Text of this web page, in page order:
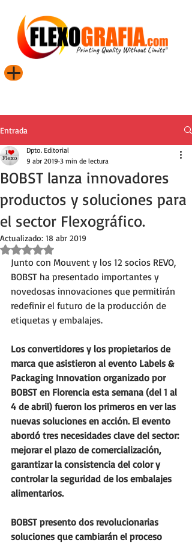
Entrada
BOBST lanza innovadores
productos y soluciones para
el sector Flexográfico.
Dpto. Editorial
9 abr 2019 3 min de lectura
Actualizado: 18 abr 2019
Obtuvo NaN de 5 estrellas.
Junto con Mouvent y los 12 socios REVO,
BOBST ha presentado importantes y
novedosas innovaciones que permitirán
redefinir el futuro de la producción de
etiquetas y embalajes.
Los convertidores y los propietarios de
marca que asistieron al evento Labels &
Packaging Innovation organizado por
BOBST en Florencia esta semana (del 1 al
4 de abril) fueron los primeros en ver las
nuevas soluciones en acción. El evento
abordó tres necesidades clave del sector:
mejorar el plazo de comercialización,
garantizar la consistencia del color y
controlar la seguridad de los embalajes
alimentarios.
BOBST presento dos revolucionarias
soluciones que cambiarán el proceso